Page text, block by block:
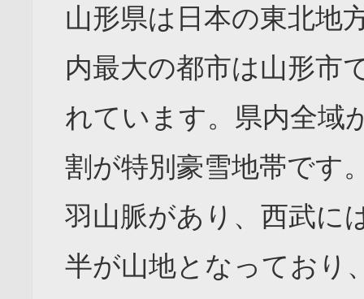
山形県は日本の東北地
内最大の都市は山形市
れています。県内全域
割が特別豪雪地帯です
羽山脈があり、西武に
半が山地となっており